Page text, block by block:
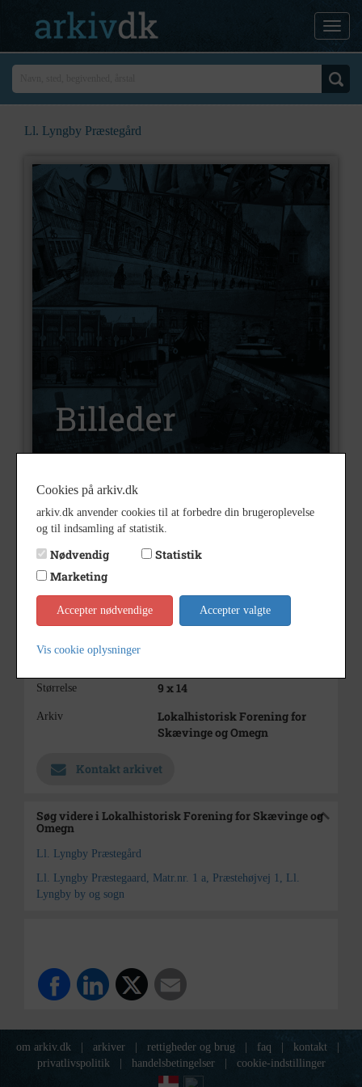
Ll. Lyngby Præstegård
Type Billeder
Beskrivelse Ll. Lyngby Præstegård
Dateringsnote Postkort sendt i 1908
Fotograf
Størrelse 9 x 14
Arkiv
Lokalhistorisk Forening for
Skævinge og Omegn
Kontakt arkivet
Søg videre i Lokalhistorisk Forening for Skævinge og
Omegn
Ll. Lyngby Præstegård
Ll. Lyngby Præstegaard, Matr.nr. 1 a, Præstehøjvej 1, Ll.
Lyngby by og sogn
om arkiv.dk arkiver rettigheder og brug faq kontakt
privatlivspolitik
handelsbetingelser cookie-indstillinger
Cookies på arkiv.dk
arkiv.dk anvender cookies til at forbedre din brugeroplevelse
og til indsamling af statistik.
Nødvendig
Statistik
Marketing
Accepter nødvendige Accepter valgte
Vis cookie oplysninger